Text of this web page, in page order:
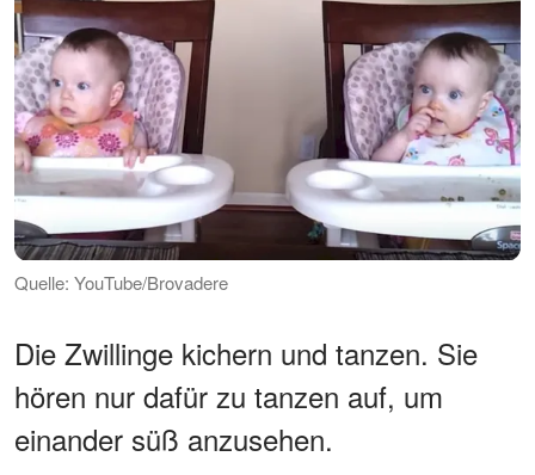
Quelle: YouTube/Brovadere
Die Zwillinge kichern und tanzen. Sie
hören nur dafür zu tanzen auf, um
einander süß anzusehen.